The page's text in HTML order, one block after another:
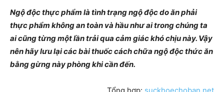
Ngộ độc thực phẩm là tình trạng ngộ độc do ăn phải
thực phẩm không an toàn và hầu như ai trong chúng ta
ai cũng từng một lần trải qua cảm giác khó chịu này. Vậy
nên hãy lưu lại các bài thuốc cách chữa ngộ độc thức ăn
bằng gừng này phòng khi cần đến.